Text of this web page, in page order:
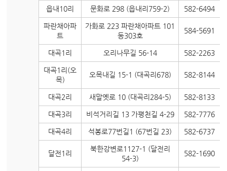
읍내10리 문화로 298 (읍내리759-2) 582-6494
파란채아파
트
가화로 223 파란채아파트 101
동303호
584-5691
대곡1리 오리나무길 56-14 582-2263
대곡1리(오
목)
오목내길 15-1 (대곡리678) 582-8144
대곡2리 새말옛로 10 (대곡리284-5) 582-8133
대곡3리 비석거리길 13 가평천길 4-29 582-7776
대곡4리 석봉로77번길1 (67번길 23) 582-6737
달전1리
북한강변로1127-1 (달전리
54-3)
582-1690